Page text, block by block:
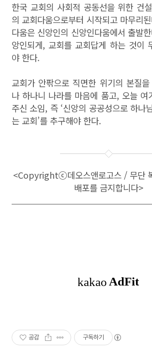
한국 교회의 사회적 공동선을 위한 건
의 교회다움으로부터 시작되고 마무리
다움은 신앙인의 신앙인다움에서 출발
앙인되게, 교회를 교회답게 하는 것이
야 한다.
교회가 안팎으로 직면한 위기의 본질
나 하나니 나라를 마음에 품고, 오늘 여
주신 소임, 즉 ‘신앙의 공공성으로 하나
는 교회’를 추구해야 한다.
<Copyrightⓒ데오스앤로고스 / 무단
배포를 금지합니다>
공감 구독하기